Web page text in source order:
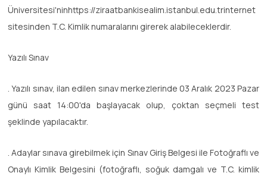
Üniversitesi'ninhttps://ziraatbankisealim.istanbul.edu.trinternet
sitesinden T.C. Kimlik numaralarını girerek alabileceklerdir.
Yazılı Sınav
. Yazılı sınav, ilan edilen sınav merkezlerinde 03 Aralık 2023 Pazar
günü saat 14:00'da başlayacak olup, çoktan seçmeli test
şeklinde yapılacaktır.
. Adaylar sınava girebilmek için Sınav Giriş Belgesi ile Fotoğraflı ve
Onaylı Kimlik Belgesini (fotoğraflı, soğuk damgalı ve T.C. kimlik